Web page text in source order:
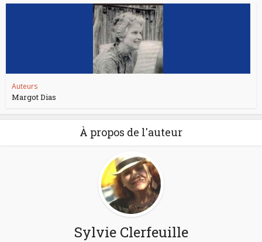
Auteurs
Margot Dias
À propos de l'auteur
Sylvie Clerfeuille